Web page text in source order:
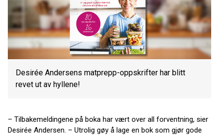
Desirée Andersens matprepp-oppskrifter har blitt
revet ut av hyllene!
– Tilbakemeldingene på boka har vært over all forventning, sier
Desirée Andersen. – Utrolig gøy å lage en bok som gjør gode